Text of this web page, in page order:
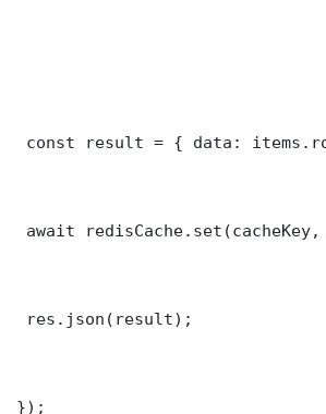
const result = { data:
await
res.json(result);
});